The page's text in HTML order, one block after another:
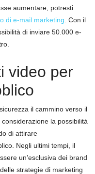
aumentare, potresti
di e-mail marketing . Con il
di inviare 50.000 e-
video per
il cammino verso il
la possibilità
di attirare
Negli ultimi tempi, il
un’esclusiva dei brand
strategie di marketing